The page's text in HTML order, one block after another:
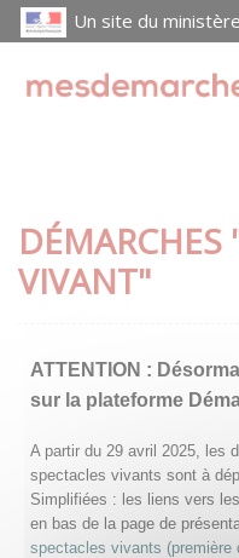
Un site du
DÉMARCHES
VIVANT"
ATTENTION :
sur la plateforme
A partir du 29 avril 2025, les
spectacles vivants sont à
Simplifiées : les liens vers
en bas de la page de
spectacles vivants (première